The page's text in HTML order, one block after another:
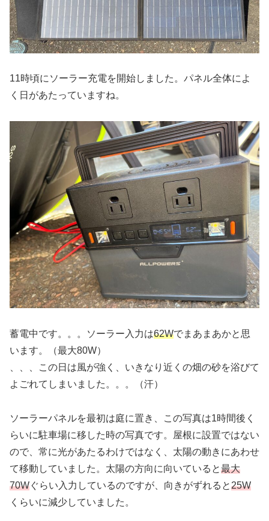
11時頃にソーラー充電を開始しました。パネル全体によ
く日があたっていますね。
蓄電中です。。。ソーラー入力は62Wでまあまあかと思
います。（最大80W）
、、、この日は風が強く、いきなり近くの畑の砂を浴びて
よごれてしまいました。。。（汗）
ソーラーパネルを最初は庭に置き、この写真は1時間後く
らいに駐車場に移した時の写真です。屋根に設置ではない
ので、常に光があたるわけではなく、太陽の動きにあわせ
て移動していました。太陽の方向に向いていると最大
70Wぐらい入力しているのですが、向きがずれると25W
くらいに減少していました。